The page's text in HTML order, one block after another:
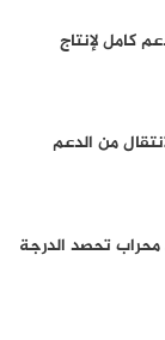
كامل لإنتاج
من الدعم
تحصد الدرجة